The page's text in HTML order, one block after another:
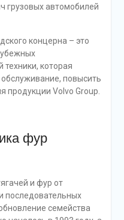
грузовых автомобилей
концерна – это
которая
повысить
продукции Volvo Group.
фур
и фур от
последовательных
семейства